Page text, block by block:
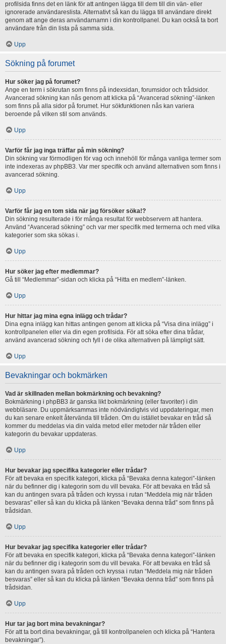
profilsida finns det en länk för att antingen lägga till dem till din vän- eller
ignorerade användareslista. Alternativt så kan du lägga till användare direkt
genom att ange deras användarnamn i din kontrollpanel. Du kan också ta bort
användare från din lista på samma sida.
Upp
Sökning på forumet
Hur söker jag på forumet?
Ange en term i sökrutan som finns på indexsidan, forumsidor och trådsidor.
Avancerad sökning kan nås genom att klicka på “Avancerad sökning”-länken
som finns på alla sidor på forumet. Hur sökfunktionen nås kan variera
beroende på vilken stil som används.
Upp
Varför får jag inga träffar på min sökning?
Din sökning var förmodligen för vag och innehöll för många vanliga termer som
inte indexeras av phpBB3. Var mer specifik och använd alternativen som finns i
avancerad sökning.
Upp
Varför får jag en tom sida när jag försöker söka!?
Din sökning resulterade i för många resultat för webbservern att hantera.
Använd “Avancerad sökning” och var mer specifik med termerna och med vilka
kategorier som ska sökas i.
Upp
Hur söker jag efter medlemmar?
Gå till “Medlemmar”-sidan och klicka på “Hitta en medlem”-länken.
Upp
Hur hittar jag mina egna inlägg och trådar?
Dina egna inlägg kan hittas antingen genom att klicka på “Visa dina inlägg” i
kontrollpanelen eller via din egen profilsida. För att söka efter dina trådar,
använd avancerad sökning och fyll i de olika alternativen på lämpligt sätt.
Upp
Bevakningar och bokmärken
Vad är skillnaden mellan bokmärkning och bevakning?
Bokmärkning i phpBB3 är ganska likt bokmärkning (eller favoriter) i din
webbläsare. Du uppmärksammas inte nödvändigtvis vid uppdateringar, men
du kan senare enkelt återvända till tråden. Om du istället bevakar en tråd så
kommer du meddelas via din valda metod eller metoder när tråden eller
kategorin du bevakar uppdateras.
Upp
Hur bevakar jag specifika kategorier eller trådar?
För att bevaka en specifik kategori, klicka på “Bevaka denna kategori”-länken
när du befinner dig i kategorin som du vill bevaka. För att bevaka en tråd så
kan du antingen svara på tråden och kryssa i rutan “Meddela mig när tråden
besvaras” eller så kan du klicka på länken “Bevaka denna tråd” som finns på
trådsidan.
Upp
Hur bevakar jag specifika kategorier eller trådar?
För att bevaka en specifik kategori, klicka på “Bevaka denna kategori”-länken
när du befinner dig i kategorin som du vill bevaka. För att bevaka en tråd så
kan du antingen svara på tråden och kryssa i rutan “Meddela mig när tråden
besvaras” eller så kan du klicka på länken “Bevaka denna tråd” som finns på
trådsidan.
Upp
Hur tar jag bort mina bevakningar?
För att ta bort dina bevakningar, gå till kontrollpanelen och klicka på “Hantera
bevakningar”).